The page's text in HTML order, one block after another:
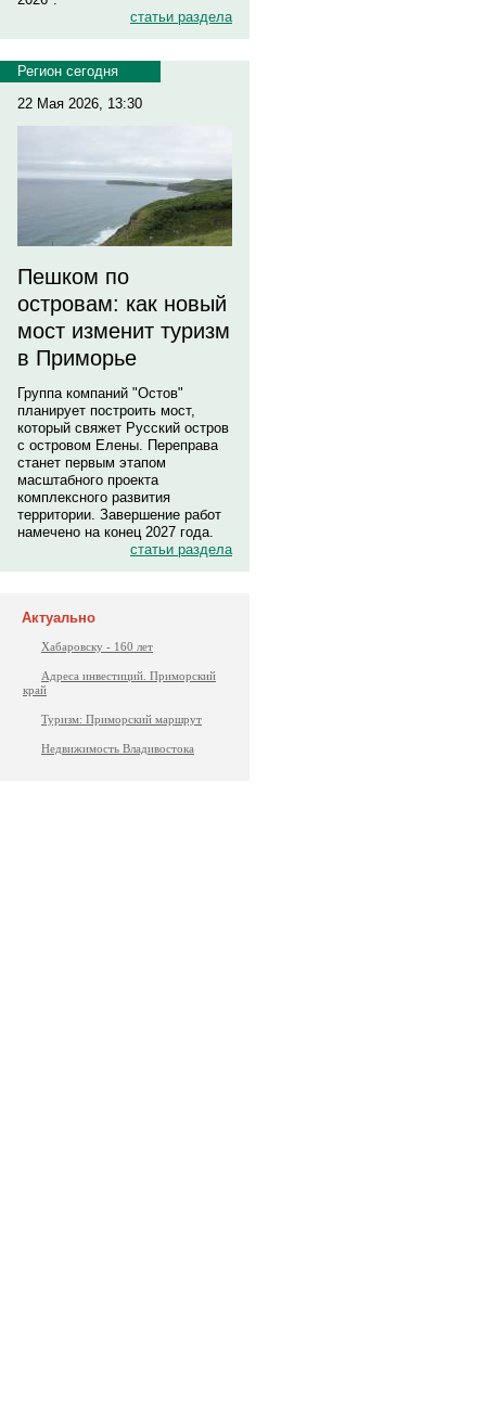
статьи раздела
Регион сегодня
22 Мая 2026, 13:30
Пешком по
островам: как новый
мост изменит туризм
в Приморье
Группа компаний "Остов"
планирует построить мост,
который свяжет Русский остров
с островом Елены. Переправа
станет первым этапом
масштабного проекта
комплексного развития
территории. Завершение работ
намечено на конец 2027 года.
статьи раздела
Актуально
Хабаровску - 160 лет
Адреса инвестиций. Приморский
край
Туризм: Приморский маршрут
Недвижимость Владивостока